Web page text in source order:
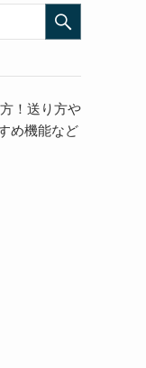
！送り方や
め機能など